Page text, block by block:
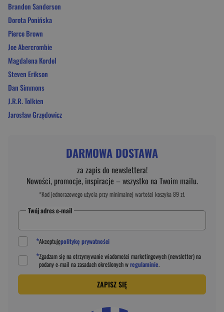
Brandon Sanderson
Dorota Ponińska
Pierce Brown
Joe Abercrombie
Magdalena Kordel
Steven Erikson
Dan Simmons
J.R.R. Tolkien
Jarosław Grzędowicz
DARMOWA DOSTAWA
za zapis do newslettera!
Nowości, promocje, inspiracje – wszystko na Twoim mailu.
*Kod jednorazowego użycia przy minimalnej wartości koszyka 89 zł.
Twój adres e-mail
*Akceptujępolitykę prywatności
*Zgadzam się na otrzymywanie wiadomości marketingowych (newsletter) na
podanye-mail na zasadach określonych wregulaminie.
ZAPISZ SIĘ